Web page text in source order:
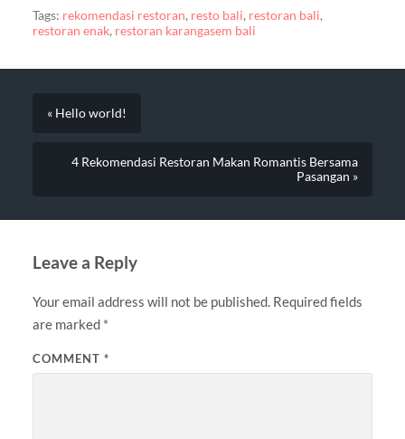
Tags: rekomendasi restoran, resto bali, restoran bali,
restoran enak, restoran karangasem bali
« Hello world!
4 Rekomendasi Restoran Makan Romantis Bersama
Pasangan »
Leave a Reply
Your email address will not be published. Required fields
are marked *
COMMENT *